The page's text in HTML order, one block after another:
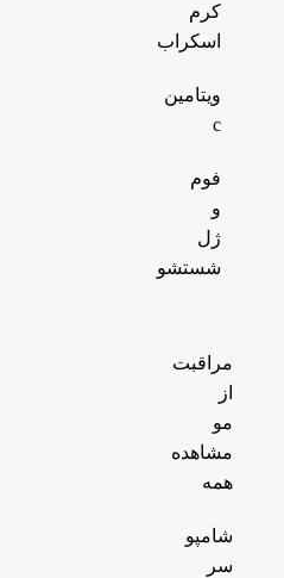
کرم
اسکراب
ویتامین
c
فوم
و
ژل
شستشو
مراقبت
از
مو
مشاهده
همه
شامپو
سر